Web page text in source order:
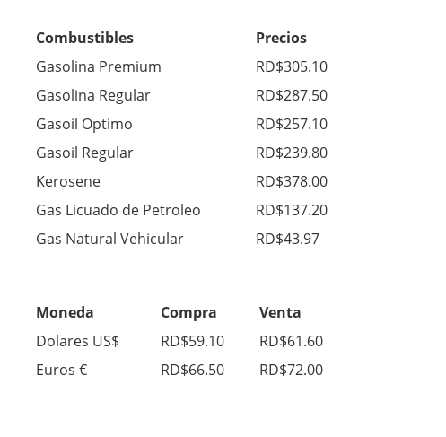
Combustibles
Precios
Gasolina Premium
RD$305.10
Gasolina Regular
RD$287.50
Gasoil Optimo
RD$257.10
Gasoil Regular
RD$239.80
Kerosene
RD$378.00
Gas Licuado de Petroleo
RD$137.20
Gas Natural Vehicular
RD$43.97
Moneda Compra
Venta
Dolares US$
RD$59.10
RD$61.60
Euros €
RD$66.50 RD$72.00